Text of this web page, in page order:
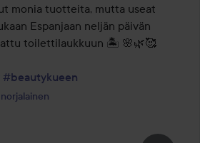
monia tuotteita, mutta useat
Espanjaan neljän päivän
toilettilaukkuun 🏝️ 🌸🌿🥰
#beautykueen